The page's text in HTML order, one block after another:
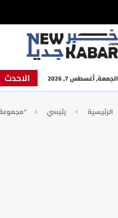
الجمعة, أغسطس 7, 2026 الاحدث
الرئيسية رئيسي “مجموعة